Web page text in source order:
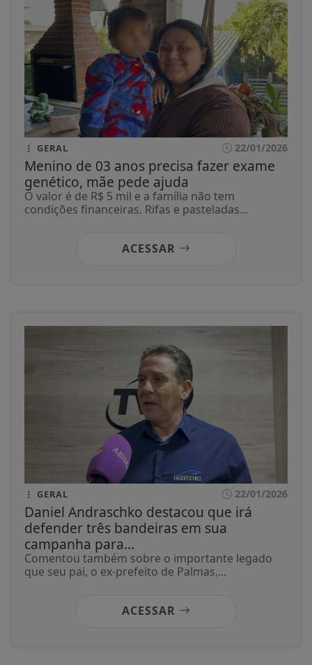
GERAL 22/01/2026
Menino de 03 anos precisa fazer exame
genético, mãe pede ajuda
O valor é de R$ 5 mil e a família não tem
condições financeiras. Rifas e pasteladas...
ACESSAR
GERAL 22/01/2026
Daniel Andraschko destacou que irá
defender três bandeiras em sua
campanha para...
Comentou também sobre o importante legado
que seu pai, o ex-prefeito de Palmas,...
ACESSAR